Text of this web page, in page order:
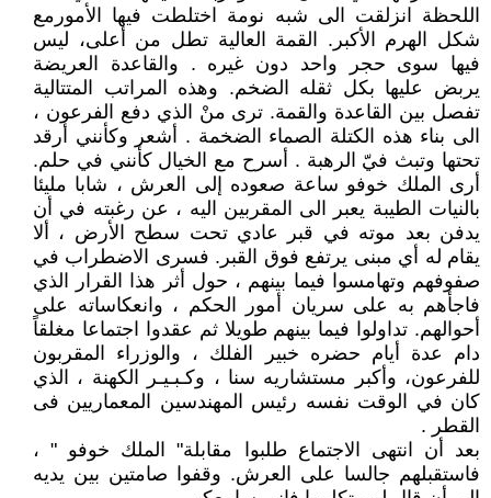
اللحظة انزلقت الى شبه نومة اختلطت فيها الأمورمع
شكل الهرم الأكبر. القمة العالية تطل من أعلى، ليس
فيها سوى حجر واحد دون غيره . والقاعدة العريضة
يربض عليها بكل ثقله الضخم. وهذه المراتب المتتالية
تفصل بين القاعدة والقمة. ترى منْ الذي دفع الفرعون ،
الى بناء هذه الكتلة الصماء الضخمة . أشعر وكأنني أرقد
تحتها وتبث فيّ الرهبة . أسرح مع الخيال كأنني في حلم.
أرى الملك خوفو ساعة صعوده إلى العرش ، شابا مليئا
بالنيات الطيبة يعبر الى المقربين اليه ، عن رغبته في أن
يدفن بعد موته في قبر عادي تحت سطح الأرض ، ألا
يقام له أي مبنى يرتفع فوق القبر. فسرى الاضطراب في
صفوفهم وتهامسوا فيما بينهم ، حول أثر هذا القرار الذي
فاجأهم به على سريان أمور الحكم ، وانعكاساته على
أحوالهم. تداولوا فيما بينهم طويلا ثم عقدوا اجتماعا مغلقاً
دام عدة أيام حضره خبير الفلك ، والوزراء المقربون
للفرعون، وأكبر مستشاريه سنا ، وكـبـيـر الكهنة ، الذي
كان في الوقت نفسه رئيس المهندسين المعماريين فى
القطر .
بعد أن انتهى الاجتماع طلبوا مقابلة" الملك خوفو " ،
فاستقبلهم جالسا على العرش. وقفوا صامتين بين يديه